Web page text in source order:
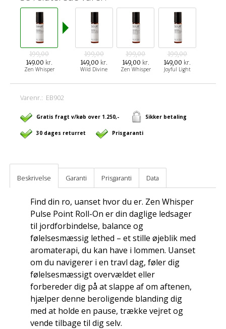
199,00
149.00 kr.
Zen Whisper
199,00
149,00 kr.
Wild Divine
199,00
149,00 kr.
Zen Whisper
199,00
149,00 kr.
Joyful Light
Varenr.: EB902
Gratis fragt v/køb over 1.250,- Sikker betaling
30 dages returret Prisgaranti
Beskrivelse Garanti Prisgaranti Data
Find din ro, uanset hvor du er. Zen Whisper
Pulse Point Roll-On er din daglige ledsager
til jordforbindelse, balance og
følelsesmæssig lethed – et stille øjeblik med
aromaterapi, du kan have i lommen. Uanset
om du navigerer i en travl dag, føler dig
følelsesmæssigt overvældet eller
forbereder dig på at slappe af om aftenen,
hjælper denne beroligende blanding dig
med at holde en pause, trække vejret og
vende tilbage til dig selv.